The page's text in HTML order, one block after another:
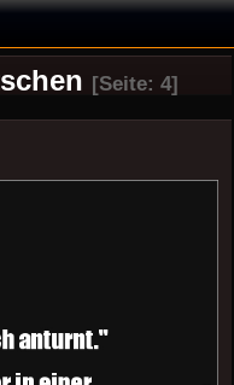
[Seite: 4]